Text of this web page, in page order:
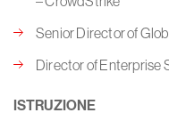
Senior Director of
Director of Enterprise
ISTRUZIONE